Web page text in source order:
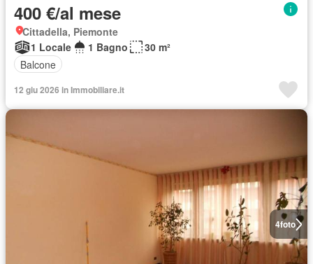
400 €/al mese
Cittadella, Piemonte
1 Locale
1 Bagno
30 m²
Balcone
12 giu 2026 in Immobiliare.it
4foto